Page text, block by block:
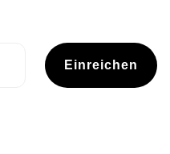
Einreichen